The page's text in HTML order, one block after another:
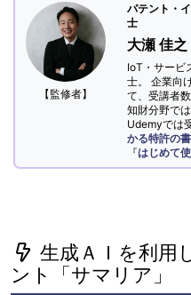
【監修者】
パテント・
士
大瀬 佳之
IoT・サービ
士。 企業向
て、受講者
知財分野で
Udemyでは
かる特許の
『はじめて
生成ＡＩを利用
ント「サマリア」